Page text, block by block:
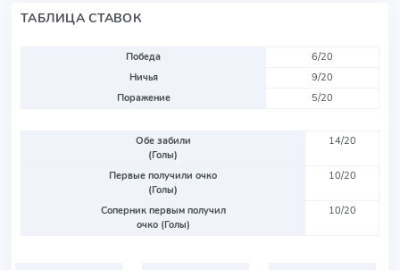
ТАБЛИЦА СТАВОК
Победа
6/20
Ничья
9/20
Поражение
5/20
Обе забили
(Голы)
14/20
Первые получили очко
(Голы)
10/20
Соперник первым получил
очко (Голы)
10/20